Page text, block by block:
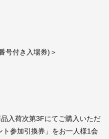
号付き入場券)＞
入荷次第3Fにてご購入いただ
参加引換券」をお一人様1会